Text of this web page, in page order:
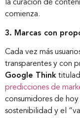
la curación de
comienza.
3. Marcas con
Cada vez más
transparentes y con
Google Think
predicciones de
consumidores de
sostenibilidad y el